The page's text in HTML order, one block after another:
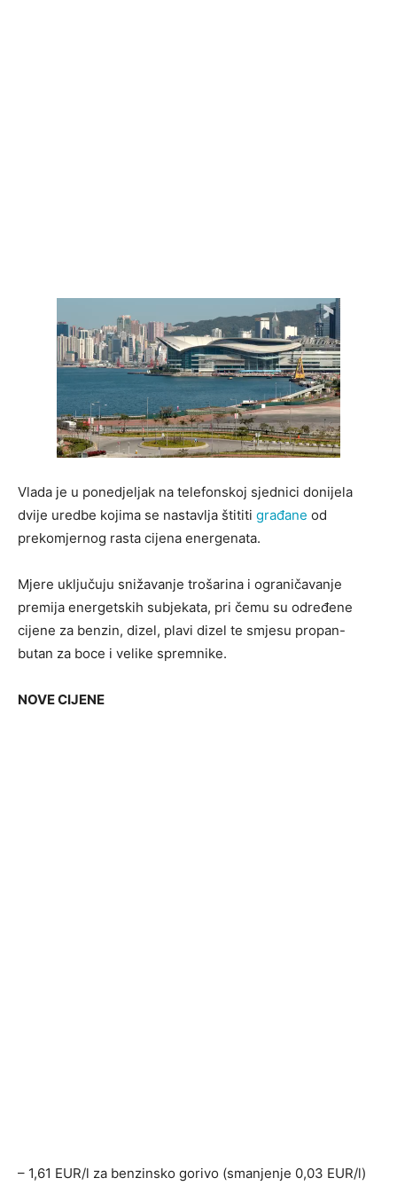
Vlada je u ponedjeljak na telefonskoj sjednici donijela
dvije uredbe kojima se nastavlja štititi građane od
prekomjernog rasta cijena energenata.
Mjere uključuju snižavanje trošarina i ograničavanje
premija energetskih subjekata, pri čemu su određene
cijene za benzin, dizel, plavi dizel te smjesu propan-
butan za boce i velike spremnike.
NOVE CIJENE
– 1,61 EUR/l za benzinsko gorivo (smanjenje 0,03 EUR/l)